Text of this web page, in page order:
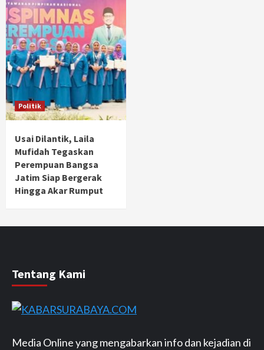
Politik
Usai Dilantik, Laila
Mufidah Tegaskan
Perempuan Bangsa
Jatim Siap Bergerak
Hingga Akar Rumput
Tentang Kami
Media Online yang mengabarkan info dan kejadian di